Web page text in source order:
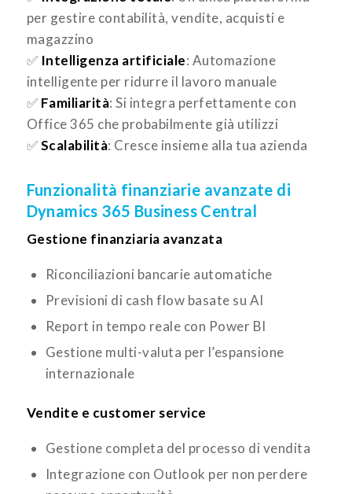
per gestire contabilità, vendite, acquisti e
magazzino
✅ Intelligenza artificiale: Automazione
intelligente per ridurre il lavoro manuale
✅ Familiarità: Si integra perfettamente con
Office 365 che probabilmente già utilizzi
✅Scalabilità: Cresce insieme alla tua azienda
Funzionalità finanziarie avanzate di
Dynamics 365 Business Central
Gestione finanziaria avanzata
Riconciliazioni bancarie automatiche
Previsioni di cash flow basate su AI
Report in tempo reale con Power BI
Gestione multi-valuta per l’espansione
internazionale
Vendite e customer service
Gestione completa del processo di vendita
Integrazione con Outlook per non perdere